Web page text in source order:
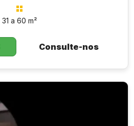
31 a 60 m²
Consulte-nos